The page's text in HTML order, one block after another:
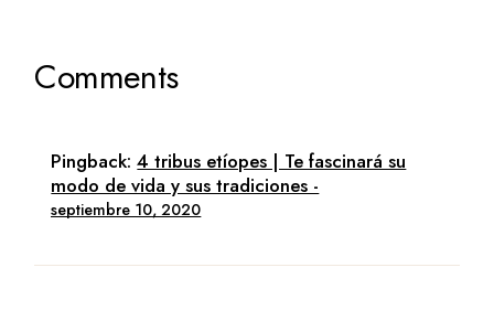
Comments
Pingback:4 tribus etíopes | Te fascinará su
modo de vida y sus tradiciones -
septiembre 10, 2020